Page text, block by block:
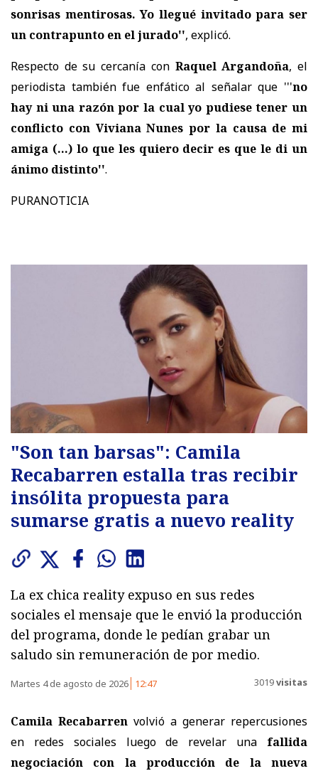
sonrisas mentirosas. Yo llegué invitado para ser
un contrapunto en el jurado'', explicó.
Respecto de su cercanía con Raquel Argandoña, el
periodista también fue enfático al señalar que '''no
hay ni una razón por la cual yo pudiese tener un
conflicto con Viviana Nunes por la causa de mi
amiga (...) lo que les quiero decir es que le di un
ánimo distinto''.
PURANOTICIA
"Son tan barsas": Camila
Recabarren estalla tras recibir
insólita propuesta para
sumarse gratis a nuevo reality
La ex chica reality expuso en sus redes
sociales el mensaje que le envió la producción
del programa, donde le pedían grabar un
saludo sin remuneración de por medio.
Martes 4 de agosto de 2026 12:47 3019visitas
Camila Recabarren volvió a generar repercusiones
en redes sociales luego de revelar una fallida
negociación con la producción de la nueva